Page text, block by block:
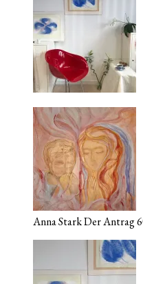
Anna Stark Der Antrag